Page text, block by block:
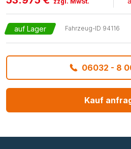
auf Lager Fahrzeug-ID 94116
06032 - 8
Kauf